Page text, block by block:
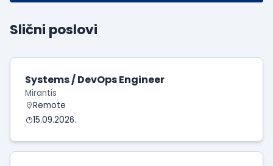
Slični poslovi
Systems / DevOps Engineer
Mirantis
Remote
15.09.2026.